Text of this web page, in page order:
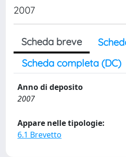
2007
Scheda breve
Scheda completa (DC)
Anno di deposito
2007
Appare nelle tipologie:
6.1 Brevetto